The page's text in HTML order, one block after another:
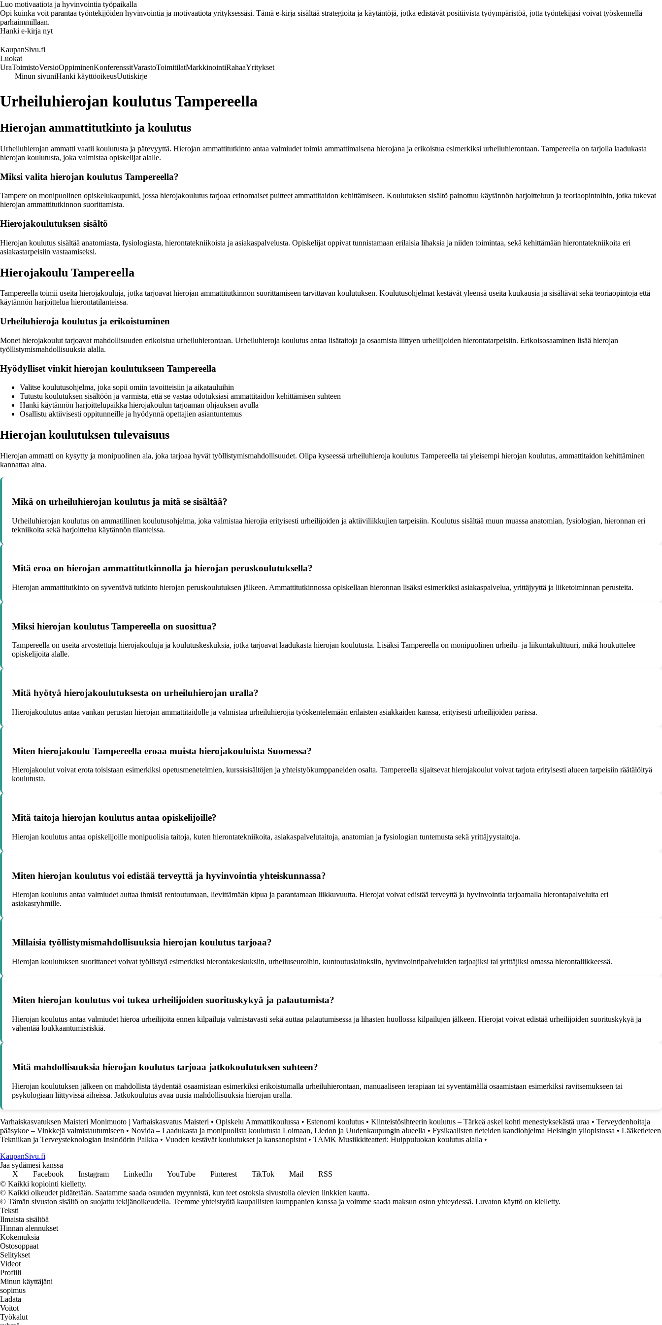
Luo motivaatiota ja hyvinvointia työpaikalla
Opi kuinka voit parantaa työntekijöiden hyvinvointia ja motivaatiota yrityksessäsi. Tämä e-kirja sisältää strategioita ja käytäntöjä, jotka edistävät positiivista työympäristöä, jotta työntekijäsi voivat työskennellä
parhaimmillaan.
Hanki e-kirja nyt
KaupanSivu.fi
Luokat
UraToimistoVersioOppiminenKonferenssitVarastoToimitilatMarkkinointiRahaaYritykset
Minun sivuniHanki käyttöoikeusUutiskirje
Urheiluhierojan koulutus Tampereella
Hierojan ammattitutkinto ja koulutus
Urheiluhierojan ammatti vaatii koulutusta ja pätevyyttä. Hierojan ammattitutkinto antaa valmiudet toimia ammattimaisena hierojana ja erikoistua esimerkiksi urheiluhierontaan. Tampereella on tarjolla laadukasta
hierojan koulutusta, joka valmistaa opiskelijat alalle.
Miksi valita hierojan koulutus Tampereella?
Tampere on monipuolinen opiskelukaupunki, jossa hierojakoulutus tarjoaa erinomaiset puitteet ammattitaidon kehittämiseen. Koulutuksen sisältö painottuu käytännön harjoitteluun ja teoriaopintoihin, jotka tukevat
hierojan ammattitutkinnon suorittamista.
Hierojakoulutuksen sisältö
Hierojan koulutus sisältää anatomiasta, fysiologiasta, hierontatekniikoista ja asiakaspalvelusta. Opiskelijat oppivat tunnistamaan erilaisia lihaksia ja niiden toimintaa, sekä kehittämään hierontatekniikoita eri
asiakastarpeisiin vastaamiseksi.
Hierojakoulu Tampereella
Tampereella toimii useita hierojakouluja, jotka tarjoavat hierojan ammattitutkinnon suorittamiseen tarvittavan koulutuksen. Koulutusohjelmat kestävät yleensä useita kuukausia ja sisältävät sekä teoriaopintoja että
käytännön harjoittelua hierontatilanteissa.
Urheiluhieroja koulutus ja erikoistuminen
Monet hierojakoulut tarjoavat mahdollisuuden erikoistua urheiluhierontaan. Urheiluhieroja koulutus antaa lisätaitoja ja osaamista liittyen urheilijoiden hierontatarpeisiin. Erikoisosaaminen lisää hierojan
työllistymismahdollisuuksia alalla.
Hyödylliset vinkit hierojan koulutukseen Tampereella
Valitse koulutusohjelma, joka sopii omiin tavoitteisiin ja aikatauluihin
Tutustu koulutuksen sisältöön ja varmista, että se vastaa odotuksiasi ammattitaidon kehittämisen suhteen
Hanki käytännön harjoittelupaikka hierojakoulun tarjoaman ohjauksen avulla
Osallistu aktiivisesti oppitunneille ja hyödynnä opettajien asiantuntemus
Hierojan koulutuksen tulevaisuus
Hierojan ammatti on kysytty ja monipuolinen ala, joka tarjoaa hyvät työllistymismahdollisuudet. Olipa kyseessä urheiluhieroja koulutus Tampereella tai yleisempi hierojan koulutus, ammattitaidon kehittäminen
kannattaa aina.
Mikä on urheiluhierojan koulutus ja mitä se sisältää?
Urheiluhierojan koulutus on ammatillinen koulutusohjelma, joka valmistaa hierojia erityisesti urheilijoiden ja aktiiviliikkujien tarpeisiin. Koulutus sisältää muun muassa anatomian, fysiologian, hieronnan eri
tekniikoita sekä harjoittelua käytännön tilanteissa.
Mitä eroa on hierojan ammattitutkinnolla ja hierojan peruskoulutuksella?
Hierojan ammattitutkinto on syventävä tutkinto hierojan peruskoulutuksen jälkeen. Ammattitutkinnossa opiskellaan hieronnan lisäksi esimerkiksi asiakaspalvelua, yrittäjyyttä ja liiketoiminnan perusteita.
Miksi hierojan koulutus Tampereella on suosittua?
Tampereella on useita arvostettuja hierojakouluja ja koulutuskeskuksia, jotka tarjoavat laadukasta hierojan koulutusta. Lisäksi Tampereella on monipuolinen urheilu- ja liikuntakulttuuri, mikä houkuttelee
opiskelijoita alalle.
Mitä hyötyä hierojakoulutuksesta on urheiluhierojan uralla?
Hierojakoulutus antaa vankan perustan hierojan ammattitaidolle ja valmistaa urheiluhierojia työskentelemään erilaisten asiakkaiden kanssa, erityisesti urheilijoiden parissa.
Miten hierojakoulu Tampereella eroaa muista hierojakouluista Suomessa?
Hierojakoulut voivat erota toisistaan esimerkiksi opetusmenetelmien, kurssisisältöjen ja yhteistyökumppaneiden osalta. Tampereella sijaitsevat hierojakoulut voivat tarjota erityisesti alueen tarpeisiin räätälöityä
koulutusta.
Mitä taitoja hierojan koulutus antaa opiskelijoille?
Hierojan koulutus antaa opiskelijoille monipuolisia taitoja, kuten hierontatekniikoita, asiakaspalvelutaitoja, anatomian ja fysiologian tuntemusta sekä yrittäjyystaitoja.
Miten hierojan koulutus voi edistää terveyttä ja hyvinvointia yhteiskunnassa?
Hierojan koulutus antaa valmiudet auttaa ihmisiä rentoutumaan, lievittämään kipua ja parantamaan liikkuvuutta. Hierojat voivat edistää terveyttä ja hyvinvointia tarjoamalla hierontapalveluita eri
asiakasryhmille.
Millaisia työllistymismahdollisuuksia hierojan koulutus tarjoaa?
Hierojan koulutuksen suorittaneet voivat työllistyä esimerkiksi hierontakeskuksiin, urheiluseuroihin, kuntoutuslaitoksiin, hyvinvointipalveluiden tarjoajiksi tai yrittäjiksi omassa hierontaliikkeessä.
Miten hierojan koulutus voi tukea urheilijoiden suorituskykyä ja palautumista?
Hierojan koulutus antaa valmiudet hieroa urheilijoita ennen kilpailuja valmistavasti sekä auttaa palautumisessa ja lihasten huollossa kilpailujen jälkeen. Hierojat voivat edistää urheilijoiden suorituskykyä ja
vähentää loukkaantumisriskiä.
Mitä mahdollisuuksia hierojan koulutus tarjoaa jatkokoulutuksen suhteen?
Hierojan koulutuksen jälkeen on mahdollista täydentää osaamistaan esimerkiksi erikoistumalla urheiluhierontaan, manuaaliseen terapiaan tai syventämällä osaamistaan esimerkiksi ravitsemukseen tai
psykologiaan liittyvissä aiheissa. Jatkokoulutus avaa uusia mahdollisuuksia hierojan uralla.
Varhaiskasvatuksen Maisteri Monimuoto | Varhaiskasvatus Maisteri • Opiskelu Ammattikoulussa • Estenomi koulutus • Kiinteistösihteerin koulutus – Tärkeä askel kohti menestyksekästä uraa • Terveydenhoitaja
pääsykoe – Vinkkejä valmistautumiseen • Novida – Laadukasta ja monipuolista koulutusta Loimaan, Liedon ja Uudenkaupungin alueella • Fysikaalisten tieteiden kandiohjelma Helsingin yliopistossa • Lääketieteen
Tekniikan ja Terveysteknologian Insinöörin Palkka • Vuoden kestävät koulutukset ja kansanopistot • TAMK Musiikkiteatteri: Huippuluokan koulutus alalla •
KaupanSivu.fi
Jaa sydämesi kanssa
X
Facebook Instagram LinkedIn YouTube Pinterest TikTok Mail
RSS
© Kaikki kopiointi kielletty.
© Kaikki oikeudet pidätetään. Saatamme saada osuuden myynnistä, kun teet ostoksia sivustolla olevien linkkien kautta.
© Tämän sivuston sisältö on suojattu tekijänoikeudella. Teemme yhteistyötä kaupallisten kumppanien kanssa ja voimme saada maksun oston yhteydessä. Luvaton käyttö on kielletty.
Teksti
Ilmaista sisältöä
Hinnan alennukset
Kokemuksia
Ostosoppaat
Selitykset
Videot
Profiili
Minun käyttäjäni
sopimus
Ladata
Voitot
Työkalut